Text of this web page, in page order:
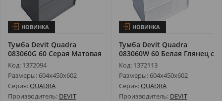
НОВИНКА
Тумба Devit Quadra
083060G 60 Серая Матовая
с Умывал...
Код: 1372094
Размеры: 604х450х602
Серия:QUADRA
Производитель: DEVIT
НОВИНКА
Тумба Devit Quadra
083060W 60 Белая Глянец с
Умываль...
Код: 1372113
Размеры: 604х450х602
Серия:QUADRA
Производитель: DEVIT